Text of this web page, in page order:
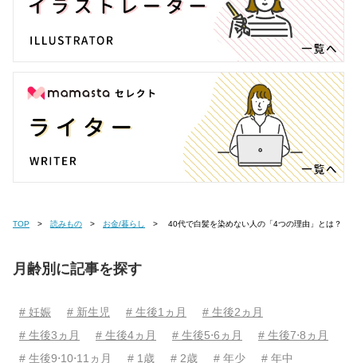
TOP 読みもの お金/暮らし 40代で白髪を染めない人の「4つの理由」とは？
月齢別に記事を探す
# 妊娠 # 新生児 # 生後1ヵ月
# 生後2ヵ月
# 生後3ヵ月
# 生後4ヵ月 # 生後5⋅6ヵ月
# 生後7⋅8ヵ月
# 生後9⋅10⋅11ヵ月
# 1歳 # 2歳 # 年少
# 年中